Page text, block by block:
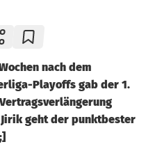
nach dem
Playoffs gab der 1.
geht der punktbester